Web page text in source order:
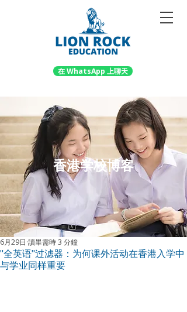
在 WhatsApp 上聊天
香港学校博客
"全英语"过滤器：为何课外活动在香港入学中
与学业同样重要
6月29日 讀畢需時 3 分鐘